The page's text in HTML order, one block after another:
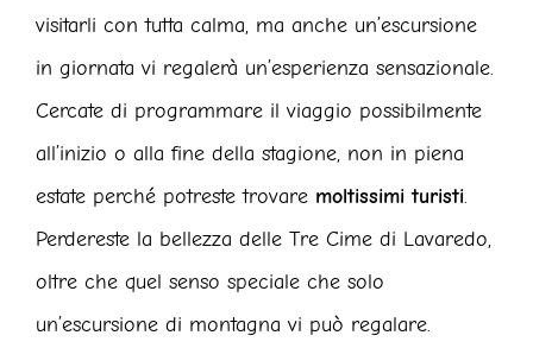
visitarli con tutta calma, ma anche un’escursione
in giornata vi regalerà un’esperienza sensazionale.
Cercate di programmare il viaggio possibilmente
all’inizio o alla fine della stagione, non in piena
estate perché potreste trovare moltissimi turisti.
Perdereste la bellezza delle Tre Cime di Lavaredo,
oltre che quel senso speciale che solo
un’escursione di montagna vi può regalare.